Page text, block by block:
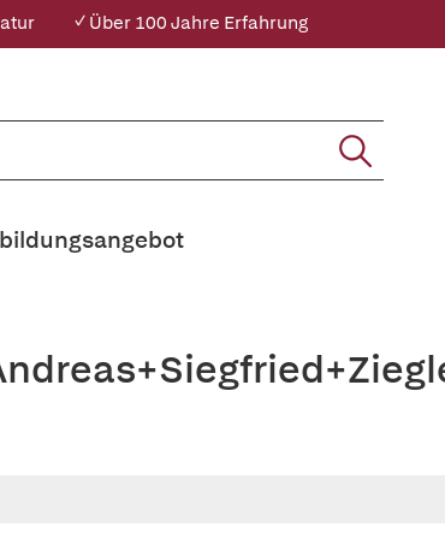
✓ Über 100 Jahre Erfahrung